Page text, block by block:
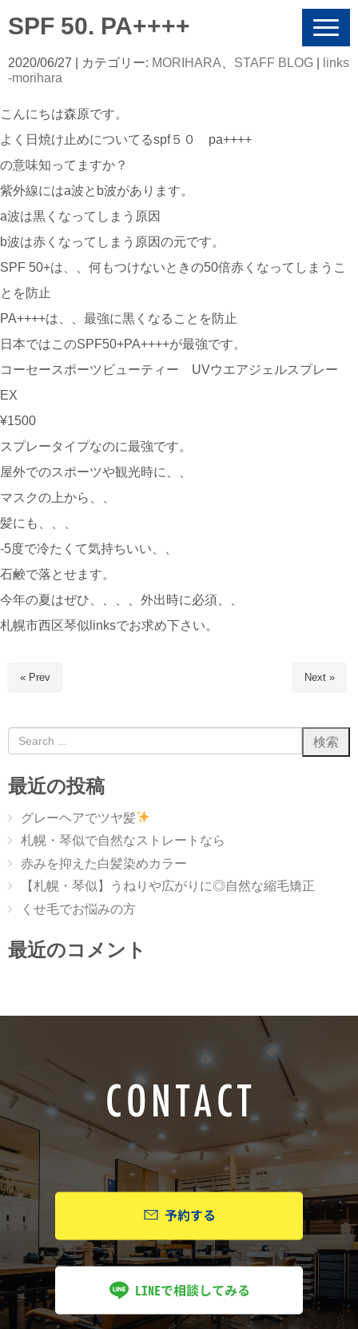
N
v
i
SPF 50. PA++++
2020/06/27 | カテゴリー: MORIHARA STAFF BLOG
links
-morihara
こんにちは森原です。
よく日焼け止めについてるspf５０ pa++++
の意味知ってますか？
紫外線にはa波とb波があります。
a波は黒くなってしまう原因
b波は赤くなってしまう原因の元です。
SPF 50+は、、何もつけないときの50倍赤くなってしまうこ
とを防止
PA++++は、、最強に黒くなることを防止
日本ではこのSPF50+PA++++が最強です。
コーセースポーツビューティー UVウエアジェルスプレー
EX
¥1500
スプレータイプなのに最強です。
屋外でのスポーツや観光時に、、
マスクの上から、、
髪にも、、、
-5度で冷たくて気持ちいい、、
石鹸で落とせます。
今年の夏はぜひ、、、、外出時に必須、、
札幌市西区琴似linksでお求め下さい。
« Prev Next »
最近の投稿
グレーヘアでツヤ髪
札幌・琴似で自然なストレートなら
赤みを抑えた白髪染めカラー
【札幌・琴似】うねりや広がりに◎自然な縮毛矯正
くせ毛でお悩みの方
最近のコメント